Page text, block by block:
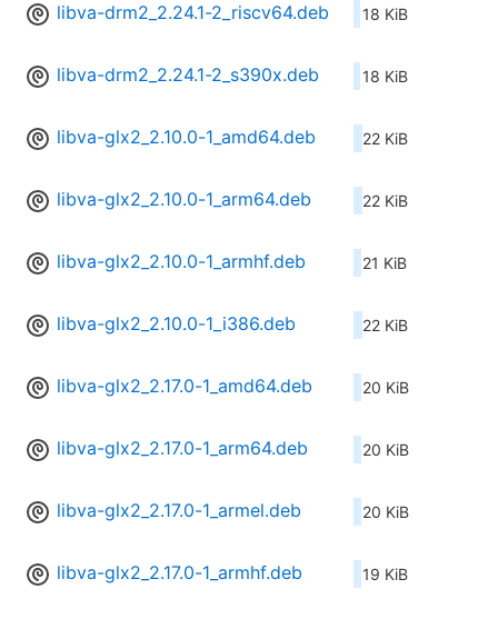
libva-drm2_2.24.1-2_riscv64.deb 18 KiB
libva-drm2_2.24.1-2_s390x.deb 18 KiB
libva-glx2_2.10.0-1_amd64.deb 22 KiB
libva-glx2_2.10.0-1_arm64.deb 22 KiB
libva-glx2_2.10.0-1_armhf.deb 21 KiB
libva-glx2_2.10.0-1_i386.deb 22 KiB
libva-glx2_2.17.0-1_amd64.deb 20 KiB
libva-glx2_2.17.0-1_arm64.deb 20 KiB
libva-glx2_2.17.0-1_armel.deb 20 KiB
libva-glx2_2.17.0-1_armhf.deb 19 KiB